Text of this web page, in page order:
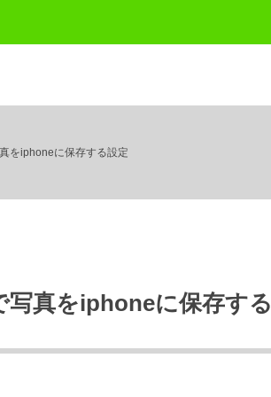
をiphoneに保存する設定
真をiphoneに保存す